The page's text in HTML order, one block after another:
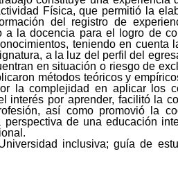
Física, que permitió la
del registro de
a la docencia para el logro de
teniendo en cuenta
a la luz del perfil del
en situación o riesgo de
métodos teóricos y
la complejidad en aplicar los
interés por aprender, facilitó la
así como promovió la
perspectiva de una educación
inclusiva; guía de